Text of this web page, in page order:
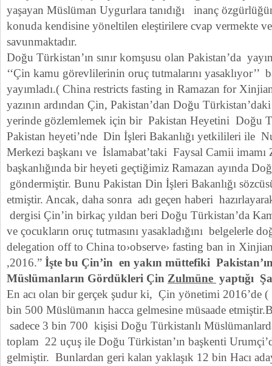
yaşayan Müslüman Uygurlara tanıdığı inanç
konuda kendisine yöneltilen eleştirilere cvap vermekte
savunmaktadır.
Doğu Türkistan’ın sınır komşusu olan Pakistan’da
‘‘Çin kamu görevlilerinin oruç tutmalarını yasaklıyor’’
yayımladı.( China restricts fasting in Ramazan for
yazının ardından Çin, Pakistan’dan Doğu
yerinde gözlemlemek için bir Pakistan Heyetini Doğu
Pakistan heyeti’nde Din İşleri Bakanlığı yetkilileri ile
Merkezi başkanı ve İslamabat’taki Faysal Camii imamı
başkanlığında bir heyeti geçtiğimiz Ramazan ayında
göndermiştir. Bunu Pakistan Din İşleri Bakanlığı
etmiştir. Ancak, daha sonra adı geçen haberi
dergisi Çin’in birkaç yıldan beri Doğu Türkistan’da
ve çocukların oruç tutmasını yasakladığını belgelerle
delegation off to China to›observe› fasting ban in
,2016.” İşte bu Çin’in en yakın müttefiki
Müslümanların Gördükleri Çin Zulmüne yaptığı
En acı olan bir gerçek şudur ki, Çin yönetimi 2016’de
bin 500 Müslümanın hacca gelmesine müsaade
sadece 3 bin 700 kişisi Doğu Türkistanlı
toplam 22 uçuş ile Doğu Türkistan’ın başkenti
gelmiştir. Bunlardan geri kalan yaklaşık 12 bin Hacı